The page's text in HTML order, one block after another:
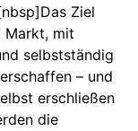
Ziel
Markt, mit
selbstständig
– und
erschließen
die